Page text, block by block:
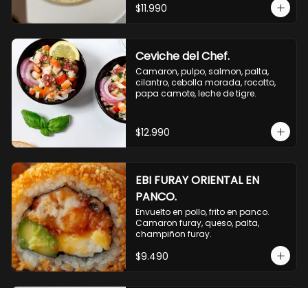
$11.990
Ceviche del Chef.
Camaron, pulpo, salmon, palta,
cilantro, cebolla morada, rocotto,
papa camote, leche de tigre.
$12.990
EBI FURAY ORIENTAL EN
PANCO.
Envuelto en pollo, frito en panco.
Camaron furay, queso, palta,
champiñon furay.
$9.490